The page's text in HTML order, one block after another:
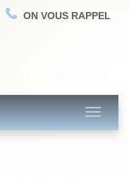
ON VOUS RAPPEL
Toggle